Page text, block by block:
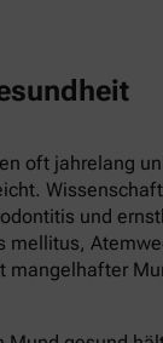
oft jahrelang
und
mellitus,
mangelhafter